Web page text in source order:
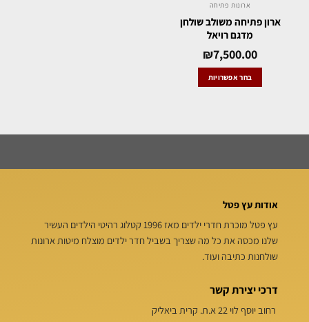
ארונות פתיחה
ארון פתיחה משולב שולחן
מדגם רויאל
₪7,500.00
בחר אפשרויות
אודות עץ פטל
עץ פטל מוכרת חדרי ילדים מאז 1996 קטלוג רהיטי הילדים העשיר
שלנו מכסה את כל מה שצריך בשביל חדר ילדים מוצלח מיטות ארונות
שולחנות כתיבה ועוד.
דרכי יצירת קשר
רחוב יוסף לוי 22 א.ת. קרית ביאליק